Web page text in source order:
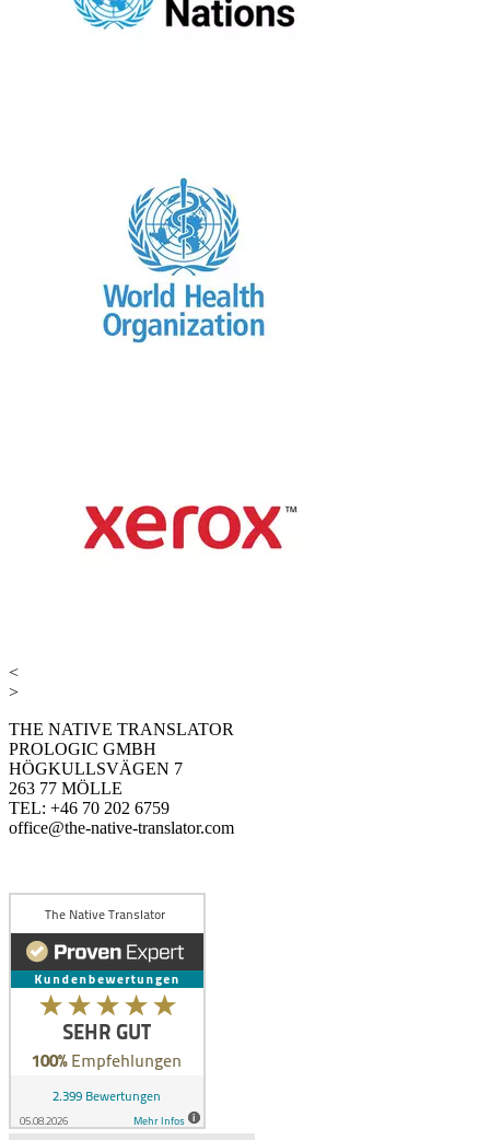
<
>
THE NATIVE TRANSLATOR
PROLOGIC GMBH
HÖGKULLSVÄGEN 7
263 77 MÖLLE
TEL: +46 70 202 6759
office@the-native-translator.com